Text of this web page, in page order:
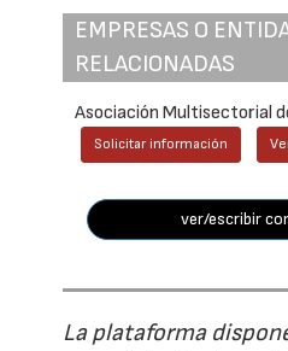
EMPRESAS O
RELACIONADAS
Asociación Multisectorial
Solicitar información
ver/escribir
La plataforma